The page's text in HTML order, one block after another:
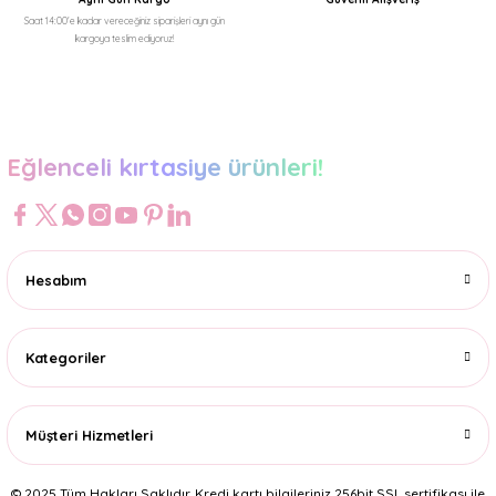
Saat 14:00'e kadar vereceğiniz siparişleri aynı gün
kargoya teslim ediyoruz!
Eğlenceli kırtasiye ürünleri!
Hesabım
Kategoriler
Müşteri Hizmetleri